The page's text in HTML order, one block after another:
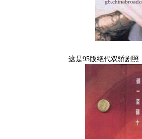
这是95版绝代双骄剧照